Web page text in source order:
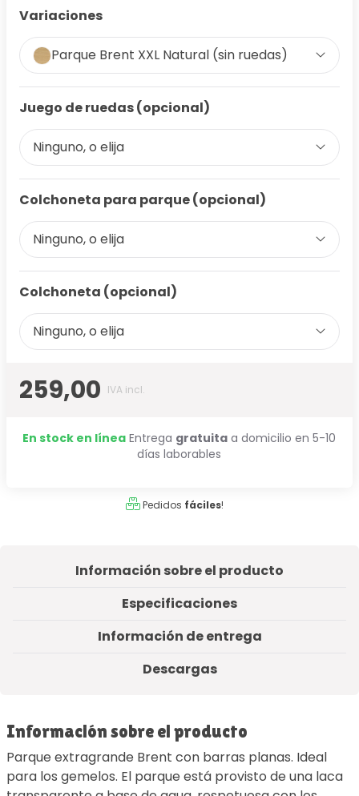
Variaciones
Parque Brent XXL Natural (sin ruedas)
Juego de ruedas (opcional)
Ninguno, o elija
Colchoneta para parque (opcional)
Ninguno, o elija
Colchoneta (opcional)
Ninguno, o elija
259,00 IVA incl.
En stock en línea Entrega gratuita a domicilio en 5-10
días laborables
Pedidos fáciles!
Información sobre el producto
Especificaciones
Información de entrega
Descargas
Información sobre el producto
Parque extragrande Brent con barras planas. Ideal
para los gemelos. El parque está provisto de una laca